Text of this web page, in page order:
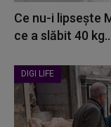
Ce nu-i lipsește
ce a slăbit 40
DIGI LIFE